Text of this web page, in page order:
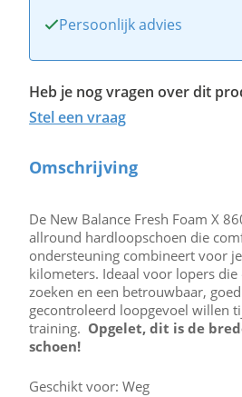
Persoonlijk advies
Heb je nog vragen over dit
Stel een vraag
Omschrijving
De New Balance Fresh Foam X
allround hardloopschoen die
ondersteuning combineert voor
kilometers. Ideaal voor lopers
zoeken en een betrouwbaar,
gecontroleerd loopgevoel willen
training. Opgelet, dit is de
schoen!
Geschikt voor: Weg